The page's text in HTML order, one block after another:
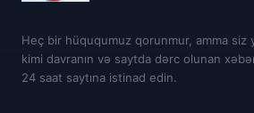
Heç bir hüququmuz qorunmur, amma siz
kimi davranın və saytda dərc olunan
24 saat saytına istinad edin.